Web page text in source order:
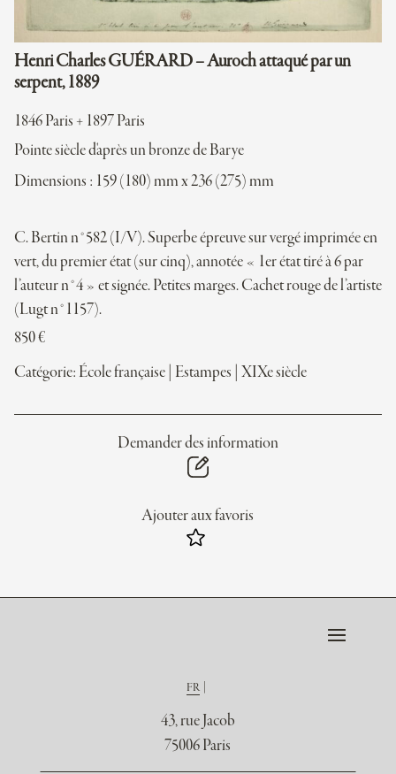
Henri Charles GUÉRARD – Auroch attaqué par un
serpent, 1889
1846 Paris + 1897 Paris
Pointe siècle d'après un bronze de Barye
Dimensions : 159 (180) mm x 236 (275) mm
C. Bertin n°582 (I/V). Superbe épreuve sur vergé imprimée en
vert, du premier état (sur cinq), annotée « 1er état tiré à 6 par
l’auteur n°4 » et signée. Petites marges. Cachet rouge de l’artiste
(Lugt n°1157).
850€
Catégorie: École française Estampes XIXe siècle
Demander des information
Ajouter aux favoris
FR
43, rue Jacob
75006 Paris